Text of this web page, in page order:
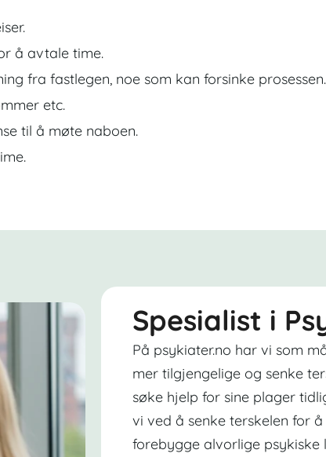
å avtale time.
fra fastlegen, noe som kan forsinke prosessen.
etc.
til å møte naboen.
Spesialist i
På psykiater.no har vi som
mer tilgjengelige og senke
søke hjelp for sine plager
vi ved å senke terskelen for
forebygge alvorlige psykiske